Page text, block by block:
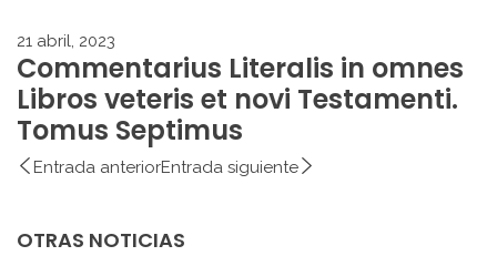
21 abril, 2023
Commentarius Literalis in omnes
Libros veteris et novi Testamenti.
Tomus Septimus
Entrada anteriorEntrada siguiente
OTRAS NOTICIAS